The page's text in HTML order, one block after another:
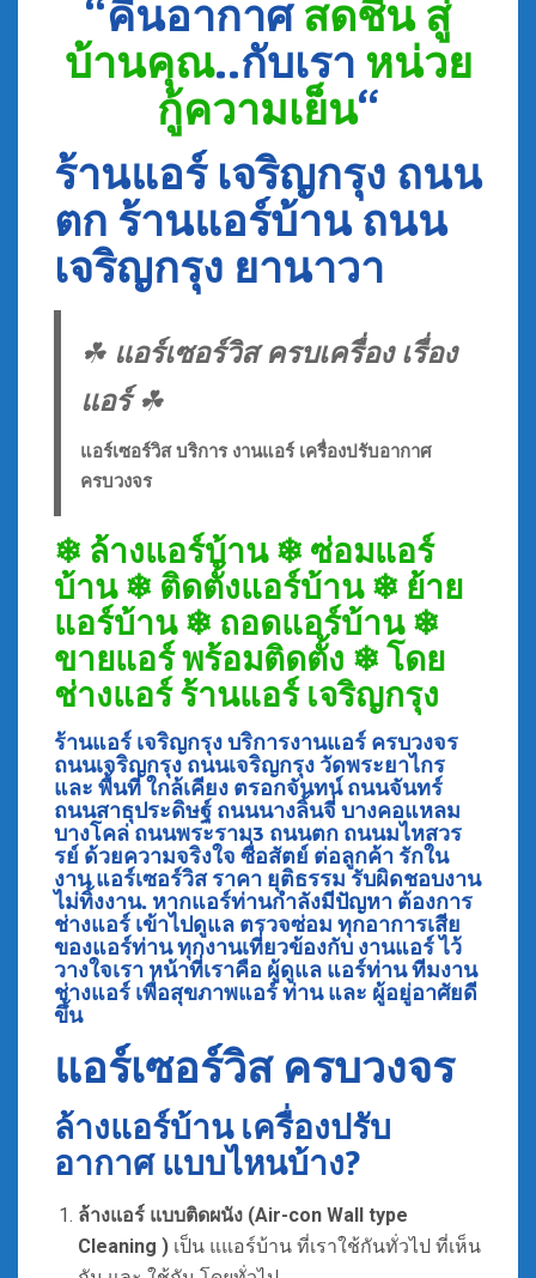
“คืนอากาศสดชื่น สู่
บ้านคุณ..กับเรา หน่วย
กู้ความเย็น“
ร้านแอร์ เจริญกรุง ถนน
ตก ร้านแอร์บ้าน ถนน
เจริญกรุง ยานาวา
☘ แอร์เซอร์วิส ครบเครื่อง เรื่อง
แอร์ ☘
แอร์เซอร์วิส บริการ งานแอร์ เครื่องปรับอากาศ
ครบวงจร
❄ ล้างแอร์บ้าน ❄ ซ่อมแอร์
บ้าน ❄ ติดตั้งแอร์บ้าน ❄ ย้าย
แอร์บ้าน ❄ ถอดแอร์บ้าน ❄
ขายแอร์ พร้อมติดตั้ง ❄ โดย
ช่างแอร์ ร้านแอร์ เจริญกรุง
ร้านแอร์ เจริญกรุง บริการงานแอร์ ครบวงจร
ถนนเจริญกรุง ถนนเจริญกรุง วัดพระยาไกร
และ พื้นที่ ใกล้เคียง ตรอกจันทน์ ถนนจันทร์
ถนนสาธุประดิษฐ์ ถนนนางลิ้นจี่ บางคอแหลม
บางโคล่ ถนนพระราม3 ถนนตก ถนนมไหสวร
รย์ ด้วยความจริงใจ ซื่อสัตย์ ต่อลูกค้า รักใน
งาน แอร์เซอร์วิส ราคา ยุติธรรม รับผิดชอบงาน
ไม่ทิ้งงาน. หากแอร์ท่านกำลังมีปัญหา ต้องการ
ช่างแอร์ เข้าไปดูแล ตรวจซ่อม ทุกอาการเสีย
ของแอร์ท่าน ทุกงานเที่ยวข้องกับ งานแอร์ ไว้
วางใจเรา หน้าที่เราคือ ผู้ดูแล แอร์ท่าน ทีมงาน
ช่างแอร์ เพื่อสุขภาพแอร์ ท่าน และ ผู้อยู่อาศัยดี
ขึ้น
แอร์เซอร์วิส ครบวงจร
ล้างแอร์บ้าน เครื่องปรับ
อากาศ แบบไหนบ้าง?
ล้างแอร์ แบบติดผนัง (Air-con Wall type
Cleaning ) เป็น แแอร์บ้าน ที่เราใช้กันทั่วไป ที่เห็น